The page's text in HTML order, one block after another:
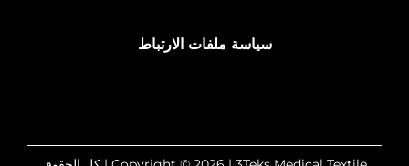
سياسة ملفات الارتباط